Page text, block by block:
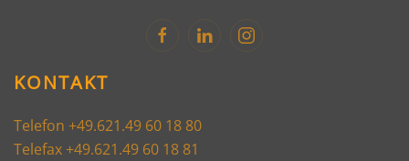
KONTAKT
Telefon +49.621.49 60 18 80
Telefax +49.621.49 60 18 81